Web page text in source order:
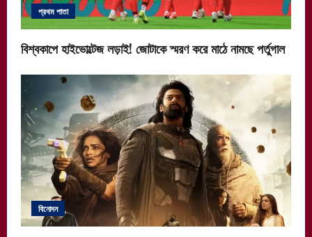
প্রথম পাতা
বিশ্বকাপে হাইভোল্টেজ লড়াই! জোটাকে স্মরণ করে মাঠে নামছে পর্তুগাল
বিনোদন